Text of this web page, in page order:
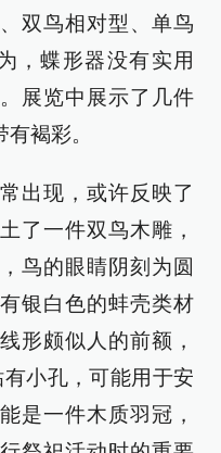
双鸟相对型、单鸟
，蝶形器没有实用
展览中展示了几件
褐彩。
出现，或许反映了
了一件双鸟木雕，
鸟的眼睛阴刻为圆
银白色的蚌壳类材
形颇似人的前额，
小孔，可能用于安
是一件木质羽冠，